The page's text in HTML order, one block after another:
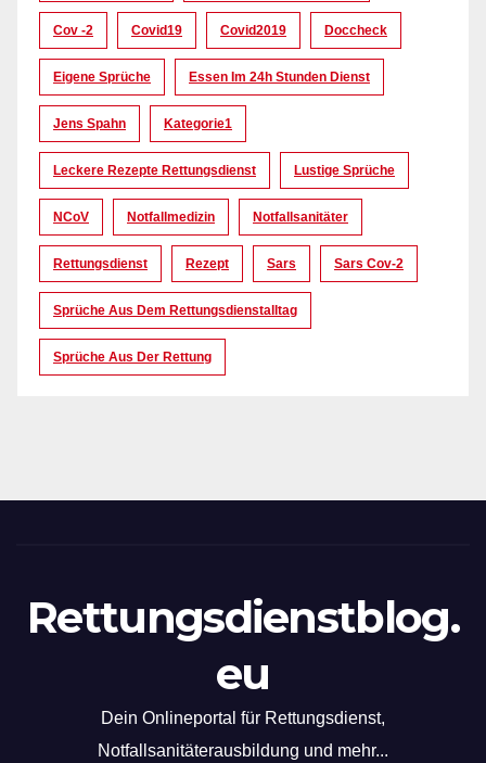
Cov -2 Covid19 Covid2019 Doccheck
Eigene Sprüche Essen Im 24h Stunden Dienst
Jens Spahn Kategorie1
Leckere Rezepte Rettungsdienst Lustige Sprüche
NCoV Notfallmedizin Notfallsanitäter
Rettungsdienst Rezept Sars Sars Cov-2
Sprüche Aus Dem Rettungsdienstalltag
Sprüche Aus Der Rettung
Rettungsdienstblog.
eu
Dein Onlineportal für Rettungsdienst,
Notfallsanitäterausbildung und mehr...